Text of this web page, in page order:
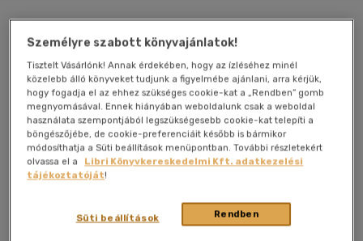
Jóga a mindennapi életben
Swami Niranjanananda Saraswati
Antikvár könyv (2db)
Személyre szabott könyvajánlatok!
Tisztelt Vásárlónk! Annak érdekében, hogy az ízléséhez minél
közelebb álló könyveket tudjunk a figyelmébe ajánlani, arra kérjük,
hogy fogadja el az ehhez szükséges cookie-kat a „Rendben” gomb
megnyomásával. Ennek hiányában weboldalunk csak a weboldal
használata szempontjából legszükségesebb cookie-kat telepíti a
böngészőjébe, de cookie-preferenciáit később is bármikor
módosíthatja a Süti beállítások menüpontban. További részletekért
olvassa el a
Libri Könyvkereskedelmi Kft. adatkezelési
tájékoztatóját!
Rendben
Süti beállítások